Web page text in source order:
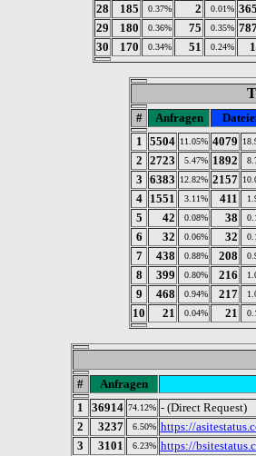
28
185 0.37% 2 0.01%
29
180 0.36% 75 0.35%
30
170 0.34% 51 0.24%
# Anfragen
1
5504 11.05% 4079
2 2723 5.47% 1892
3 6383 12.82% 2157
4 1551 3.11% 411
5 42 0.08% 38
6 32 0.06% 32
7 438 0.88% 208
8 399 0.80% 216
9 468 0.94% 217
10 21 0.04% 21
#
Anfragen
1
36914 74.12% - (Direct Request)
2
3237 6.50% https://
3
3101 6.23% https://